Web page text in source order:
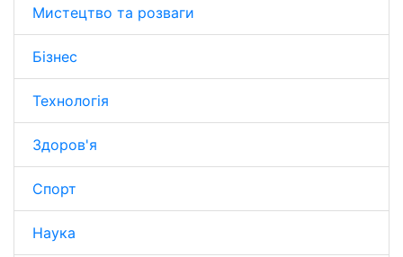
Мистецтво та розваги
Бізнес
Технологія
Здоров'я
Спорт
Наука